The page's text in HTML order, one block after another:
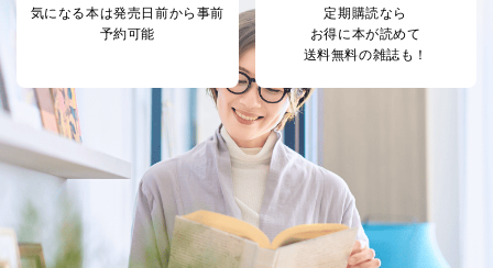
委託・提供先企業は具体的には以下のような企業です
が、これらに限りません。
委託先：カスタマーサポート支援会社 、クレジッ
トカード決済などの決済代行・料金回収会社、広
告配信サービス会社
提供先：出版社、出版物発売元、卸売会社、販売
店など商品の供給者、梱包会社、配送会社、新聞
販売店などの梱包・配送・配達会社
４．開示対象個人情報の「開示」「訂正」等の請求につ
いて
当社は、本人から、開示対象個人情報について利用目的
気になる本は発売日前から事前
予約可能
定期購読なら
お得に本が読めて
送料無料の雑誌も！